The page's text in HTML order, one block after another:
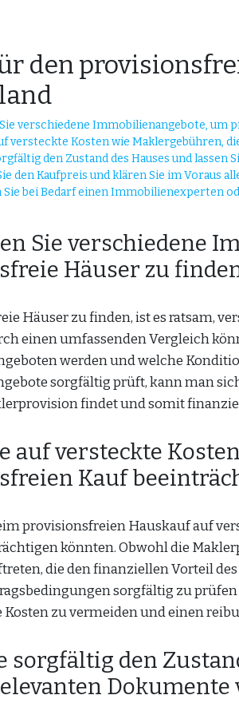
den
verschiedene Immobilienangebote, um
versteckte Kosten wie Maklergebühren,
den Zustand des Hauses und
den Kaufpreis und klären Sie im Voraus
bei Bedarf einen Immobilienexperten
Sie verschiedene
Häuser zu
Häuser zu finden, ist es ratsam,
einen umfassenden Vergleich
werden und welche
sorgfältig prüft, kann man
findet und somit
auf versteckte
Kauf
provisionsfreien Hauskauf auf
könnten. Obwohl die
die den finanziellen Vorteil
sorgfältig zu
zu vermeiden und einen
sorgfältig den
Dokumente